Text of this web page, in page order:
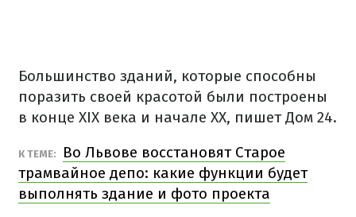
Большинство зданий, которые способны
поразить своей красотой были построены
в конце XIX века и начале XX, пишет Дом 24.
К ТЕМЕ:
Во Львове восстановят Старое
трамвайное депо: какие функции будет
выполнять здание и фото проекта